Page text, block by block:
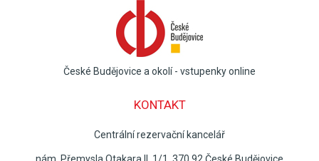
České Budějovice a okolí - vstupenky online
KONTAKT
Centrální rezervační kancelář